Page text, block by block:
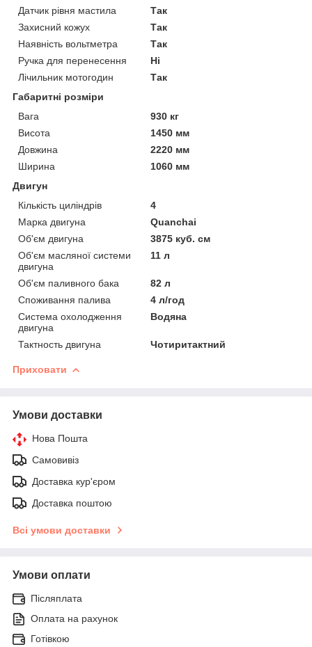
Датчик рівня мастила
Так
Захисний кожух
Так
Наявність вольтметра
Так
Ручка для перенесення
Ні
Лічильник мотогодин
Так
Габаритні розміри
Вага
930 кг
Висота
1450 мм
Довжина
2220 мм
Ширина
1060 мм
Двигун
Кількість циліндрів
4
Марка двигуна
Quanchai
Об'єм двигуна
3875 куб. см
Об'єм масляної системи
двигуна
11 л
Об'єм паливного бака
82 л
Споживання палива
4 л/год
Система охолодження
двигуна
Водяна
Тактность двигуна Чотиритактний
Приховати
Умови доставки
Нова Пошта
Самовивіз
Доставка кур'єром
Доставка поштою
Всі умови доставки
Умови оплати
Післяплата
Оплата на рахунок
Готівкою